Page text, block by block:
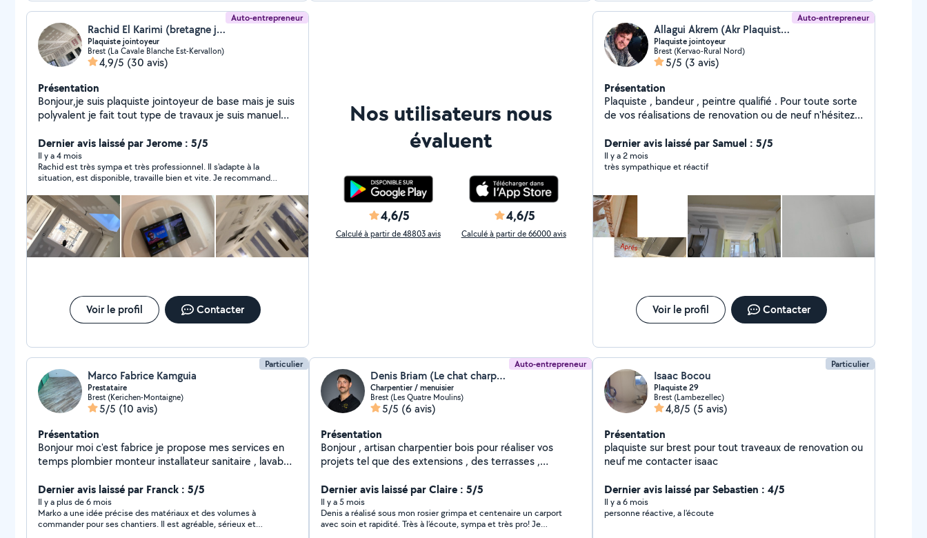
Auto-entrepreneur
Rachid El Karimi (bretagne jointoyeur)
Plaquiste jointoyeur
Brest (La Cavale Blanche Est-Kervallon)
4,9/5 (30 avis)
Présentation
Bonjour,je suis plaquiste jointoyeur de base mais je suis
polyvalent je fait tout type de travaux je suis manuel
Dernier avis laissé par Jerome : 5/5
Il y a 4 mois
Rachid est très sympa et très professionnel. Il s'adapte à la
situation, est disponible, travaille bien et vite. Je recommande
Voir le profil Contacter
Nos utilisateurs nous
évaluent
4,6/5
Calculé à partir de 48803 avis
4,6/5
Calculé à partir de 66000 avis
Auto-entrepreneur
Allagui Akrem (Akr Plaquiste Jointoyeur)
Plaquiste jointoyeur
Brest (Kervao-Rural Nord)
5/5 (3 avis)
Présentation
Plaquiste , bandeur , peintre qualifié . Pour toute sorte
de vos réalisations de renovation ou de neuf n'hésitez
Dernier avis laissé par Samuel : 5/5
Il y a 2 mois
très sympathique et réactif
Voir le profil Contacter
Particulier
Marco Fabrice Kamguia
Prestataire
Brest (Kerichen-Montaigne)
5/5 (10 avis)
Présentation
Bonjour moi c'est fabrice je propose mes services en
temps plombier monteur installateur sanitaire , lavabo ,
Dernier avis laissé par Franck : 5/5
Il y a plus de 6 mois
Marko a une idée précise des matériaux et des volumes à
commander pour ses chantiers. Il est agréable, sérieux et
Auto-entrepreneur
Denis Briam (Le chat charpentier)
Charpentier / menuisier
Brest (Les Quatre Moulins)
5/5 (6 avis)
Présentation
Bonjour , artisan charpentier bois pour réaliser vos
projets tel que des extensions , des terrasses ,
de la cloison sèche pour les intérieurs. Devenue
Charpentier après une carrière de mécanicien dans la
marine je suis ici pour faire un métier qui a du sens et
pour vous rendre service .
Dernier avis laissé par Claire : 5/5
Il y a 5 mois
Denis a réalisé sous mon rosier grimpa et centenaire un carport
avec soin et rapidité. Très à l’écoute, sympa et très pro! Je
Particulier
Isaac Bocou
Plaquiste 29
Brest (Lambezellec)
4,8/5 (5 avis)
Présentation
plaquiste sur brest pour tout traveaux de renovation ou
neuf me contacter isaac
Dernier avis laissé par Sebastien : 4/5
Il y a 6 mois
personne réactive, a l'écoute